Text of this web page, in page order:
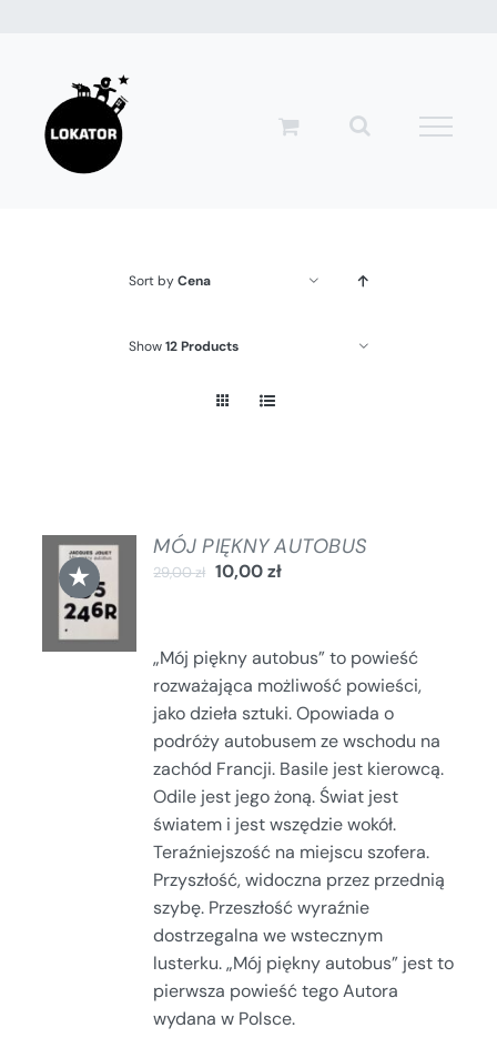
zawartości
Sort byCena
Show12 Products
★
DODAJ
DO
KOSZYKA
/
SZCZEGÓŁY
MÓJ PIĘKNY AUTOBUS
29,00zł 10,00zł
„Mój piękny autobus” to powieść
rozważająca możliwość powieści,
jako dzieła sztuki. Opowiada o
podróży autobusem ze wschodu na
zachód Francji. Basile jest kierowcą.
Odile jest jego żoną. Świat jest
światem i jest wszędzie wokół.
Teraźniejszość na miejscu szofera.
Przyszłość, widoczna przez przednią
szybę. Przeszłość wyraźnie
dostrzegalna we wstecznym
lusterku. „Mój piękny autobus” jest to
pierwsza powieść tego Autora
wydana w Polsce.